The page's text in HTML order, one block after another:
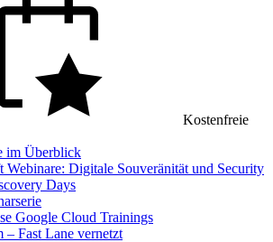
Kostenfreie
im Überblick
Webinare: Digitale Souveränität und Security
Days
Google Cloud Trainings
– Fast Lane vernetzt